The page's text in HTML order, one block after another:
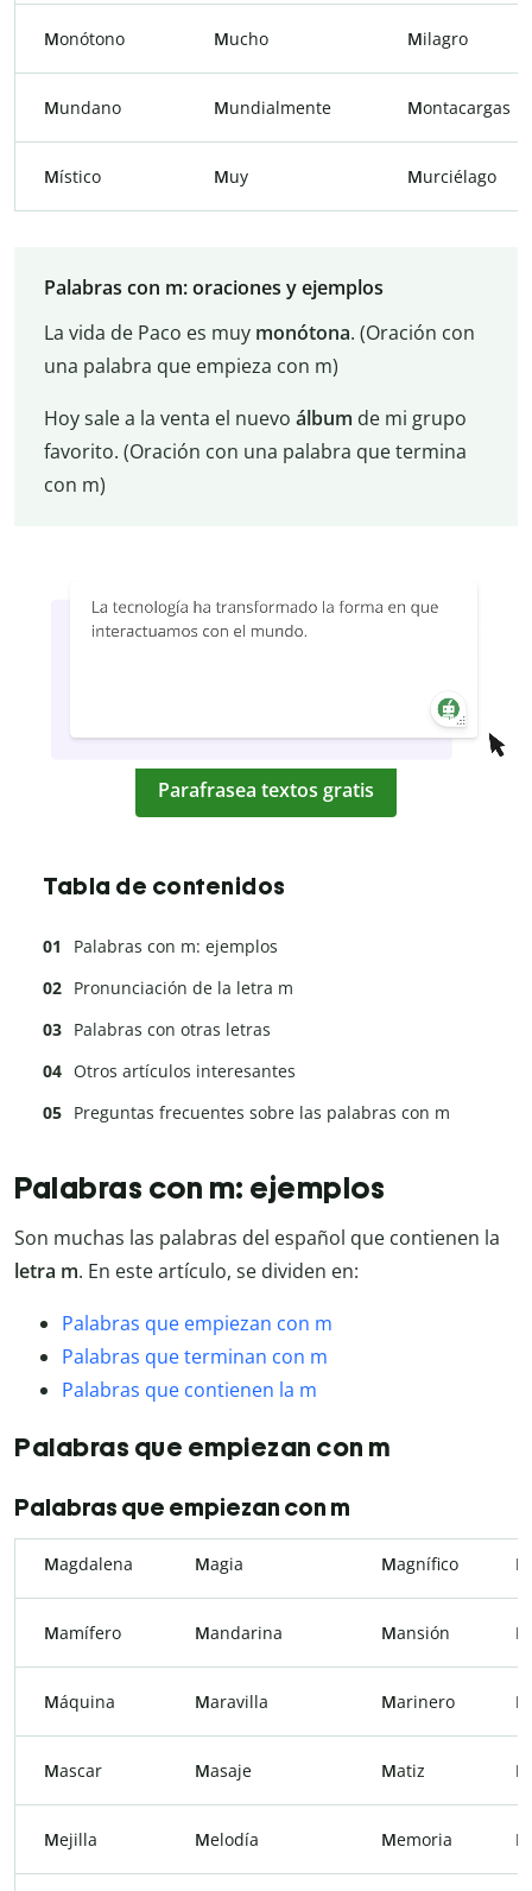
Monótono Mucho Milagro
Mundano Mundialmente Montacargas
Místico Muy Murciélago
Palabras con m: oraciones y ejemplos
La vida de Paco es muy monótona. (Oración con
una palabra que empieza con m)
Hoy sale a la venta el nuevo álbum de mi grupo
favorito. (Oración con una palabra que termina
con m)
Parafrasea textos gratis
Tabla de contenidos
Palabras con m: ejemplos
Pronunciación de la letra m
Palabras con otras letras
Otros artículos interesantes
Preguntas frecuentes sobre las palabras con m
Palabras con m: ejemplos
Son muchas las palabras del español que contienen la
letra m. En este artículo, se dividen en:
Palabras que empiezan con m
Palabras que terminan con m
Palabras que contienen la m
Palabras que empiezan con m
Palabras que empiezan con m
Magdalena Magia Magnífico M
Mamífero Mandarina Mansión M
Máquina Maravilla Marinero M
Mascar Masaje Matiz M
Mejilla Melodía Memoria M